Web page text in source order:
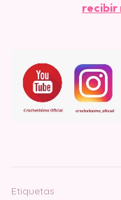
recibir
Etiquetas